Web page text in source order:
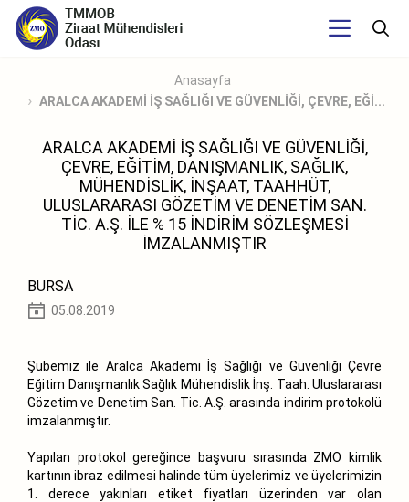
Anasayfa
ARALCA AKADEMİ İŞ SAĞLIĞI VE GÜVENLİĞİ, ÇEVRE, EĞİ...
ARALCA AKADEMİ İŞ SAĞLIĞI VE GÜVENLİĞİ,
ÇEVRE, EĞİTİM, DANIŞMANLIK, SAĞLIK,
MÜHENDİSLİK, İNŞAAT, TAAHHÜT,
ULUSLARARASI GÖZETİM VE DENETİM SAN.
TİC. A.Ş. İLE % 15 İNDİRİM SÖZLEŞMESİ
İMZALANMIŞTIR
BURSA
05.08.2019
Şubemiz ile Aralca Akademi İş Sağlığı ve Güvenliği Çevre
Eğitim Danışmanlık Sağlık Mühendislik İnş. Taah. Uluslararası
Gözetim ve Denetim San. Tic. A.Ş. arasında indirim protokolü
imzalanmıştır.
Yapılan protokol gereğince başvuru sırasında ZMO kimlik
kartının ibraz edilmesi halinde tüm üyelerimiz ve üyelerimizin
1. derece yakınları etiket fiyatları üzerinden var olan